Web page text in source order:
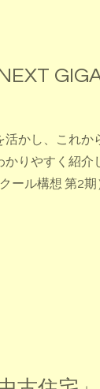
かし、これ
りやすく紹
ール構想 第2